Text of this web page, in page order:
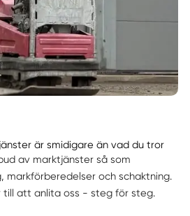
är smidigare än vad du tror
av marktjänster så som
markförberedelser och schaktning.
till att anlita oss - steg för steg.